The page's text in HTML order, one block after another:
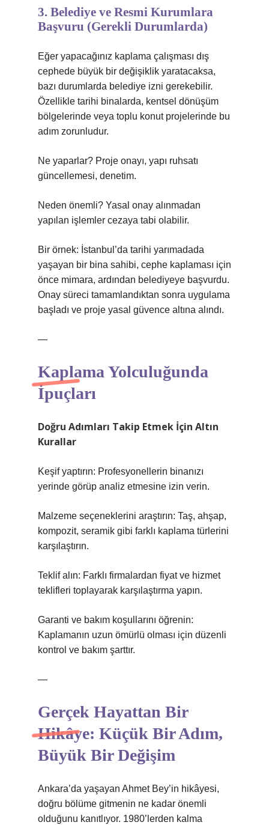
3. Belediye ve Resmi Kurumlara
Başvuru (Gerekli Durumlarda)
Eğer yapacağınız kaplama çalışması dış
cephede büyük bir değişiklik yaratacaksa,
bazı durumlarda belediye izni gerekebilir.
Özellikle tarihi binalarda, kentsel dönüşüm
bölgelerinde veya toplu konut projelerinde bu
adım zorunludur.
Ne yaparlar? Proje onayı, yapı ruhsatı
güncellemesi, denetim.
Neden önemli? Yasal onay alınmadan
yapılan işlemler cezaya tabi olabilir.
Bir örnek: İstanbul’da tarihi yarımadada
yaşayan bir bina sahibi, cephe kaplaması için
önce mimara, ardından belediyeye başvurdu.
Onay süreci tamamlandıktan sonra uygulama
başladı ve proje yasal güvence altına alındı.
—
Kaplama Yolculuğunda
İpuçları
Doğru Adımları Takip Etmek İçin Altın
Kurallar
Keşif yaptırın: Profesyonellerin binanızı
yerinde görüp analiz etmesine izin verin.
Malzeme seçeneklerini araştırın: Taş, ahşap,
kompozit, seramik gibi farklı kaplama türlerini
karşılaştırın.
Teklif alın: Farklı firmalardan fiyat ve hizmet
teklifleri toplayarak karşılaştırma yapın.
Garanti ve bakım koşullarını öğrenin:
Kaplamanın uzun ömürlü olması için düzenli
kontrol ve bakım şarttır.
—
Gerçek Hayattan Bir
Hikâye: Küçük Bir Adım,
Büyük Bir Değişim
Ankara’da yaşayan Ahmet Bey’in hikâyesi,
doğru bölüme gitmenin ne kadar önemli
olduğunu kanıtlıyor. 1980’lerden kalma